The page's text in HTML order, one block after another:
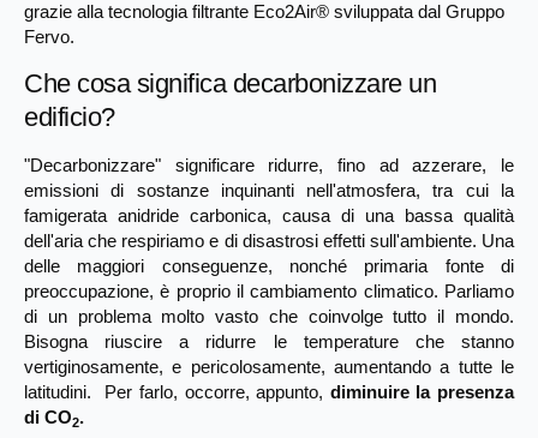
grazie alla tecnologia filtrante Eco2Air® sviluppata dal Gruppo
Fervo.
Che cosa significa decarbonizzare un
edificio?
"Decarbonizzare" significare ridurre, fino ad azzerare, le
emissioni di sostanze inquinanti nell'atmosfera, tra cui la
famigerata anidride carbonica, causa di una bassa qualità
dell'aria che respiriamo e di disastrosi effetti sull'ambiente. Una
delle maggiori conseguenze, nonché primaria fonte di
preoccupazione, è proprio il cambiamento climatico. Parliamo
di un problema molto vasto che coinvolge tutto il mondo.
Bisogna riuscire a ridurre le temperature che stanno
vertiginosamente, e pericolosamente, aumentando a tutte le
latitudini. Per farlo, occorre, appunto, diminuire la presenza
di CO2.